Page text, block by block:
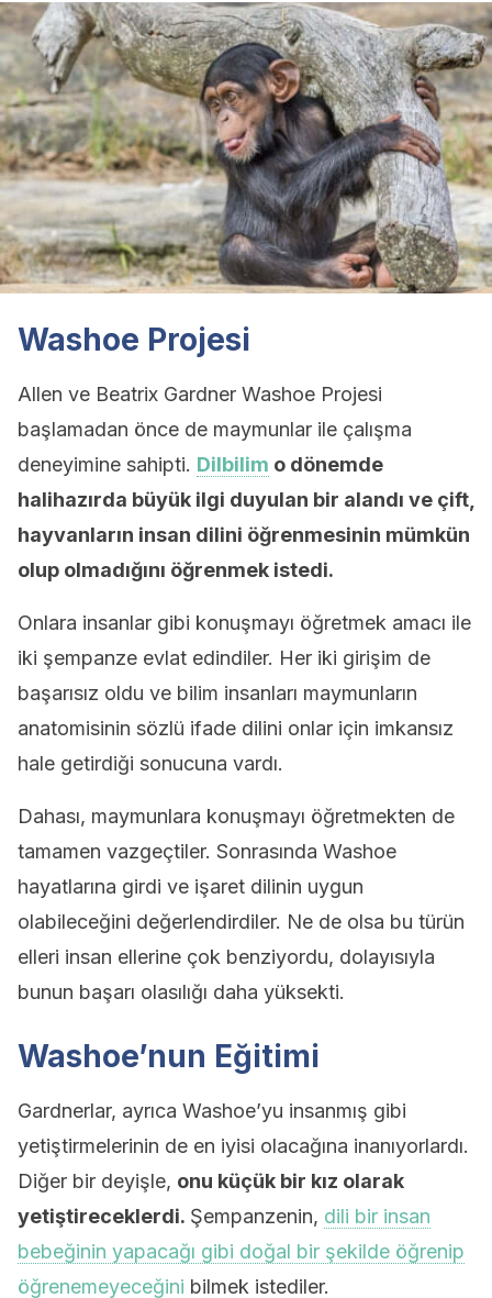
Washoe Projesi
Allen ve Beatrix Gardner Washoe Projesi
başlamadan önce de maymunlar ile çalışma
deneyimine sahipti. Dilbilim o dönemde
halihazırda büyük ilgi duyulan bir alandı ve çift,
hayvanların insan dilini öğrenmesinin mümkün
olup olmadığını öğrenmek istedi.
Onlara insanlar gibi konuşmayı öğretmek amacı ile
iki şempanze evlat edindiler. Her iki girişim de
başarısız oldu ve bilim insanları maymunların
anatomisinin sözlü ifade dilini onlar için imkansız
hale getirdiği sonucuna vardı.
Dahası, maymunlara konuşmayı öğretmekten de
tamamen vazgeçtiler. Sonrasında Washoe
hayatlarına girdi ve işaret dilinin uygun
olabileceğini değerlendirdiler. Ne de olsa bu türün
elleri insan ellerine çok benziyordu, dolayısıyla
bunun başarı olasılığı daha yüksekti.
Washoe’nun Eğitimi
Gardnerlar, ayrıca Washoe’yu insanmış gibi
yetiştirmelerinin de en iyisi olacağına inanıyorlardı.
Diğer bir deyişle, onu küçük bir kız olarak
yetiştireceklerdi. Şempanzenin, dili bir insan
bebeğinin yapacağı gibi doğal bir şekilde öğrenip
öğrenemeyeceğini bilmek istediler.